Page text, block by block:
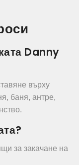
Danny
върху
баня, антре,
за закачане на